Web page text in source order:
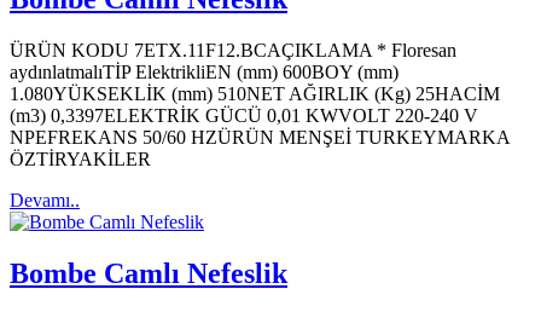
ÜRÜN KODU 7ETX.11F12.BCAÇIKLAMA * Floresan
aydınlatmalıTİP ElektrikliEN (mm) 600BOY (mm)
1.080YÜKSEKLİK (mm) 510NET AĞIRLIK (Kg) 25HACİM
(m3) 0,3397ELEKTRİK GÜCÜ 0,01 KWVOLT 220-240 V
NPEFREKANS 50/60 HZÜRÜN MENŞEİ TURKEYMARKA
ÖZTİRYAKİLER
Devamı..
Bombe Camlı Nefeslik